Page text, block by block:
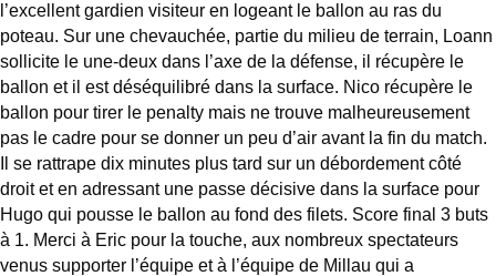
l’excellent gardien visiteur en logeant le ballon au ras du
poteau. Sur une chevauchée, partie du milieu de terrain, Loann
sollicite le une-deux dans l’axe de la défense, il récupère le
ballon et il est déséquilibré dans la surface. Nico récupère le
ballon pour tirer le penalty mais ne trouve malheureusement
pas le cadre pour se donner un peu d’air avant la fin du match.
Il se rattrape dix minutes plus tard sur un débordement côté
droit et en adressant une passe décisive dans la surface pour
Hugo qui pousse le ballon au fond des filets. Score final 3 buts
à 1. Merci à Eric pour la touche, aux nombreux spectateurs
venus supporter l’équipe et à l’équipe de Millau qui a